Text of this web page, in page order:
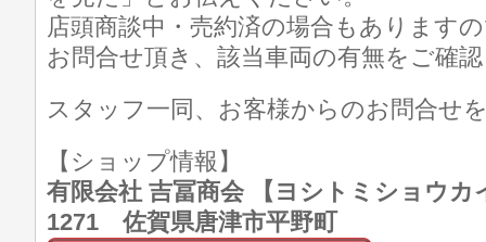
店頭商談中・売約済の場合もあります
お問合せ頂き、該当車両の有無をご確
スタッフ一同、お客様からのお問合せ
【ショップ情報】
有限会社 吉冨商会 【ヨシトミショウ
1271 佐賀県唐津市平野町